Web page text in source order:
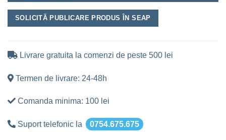
SOLICITĂ PUBLICARE PRODUS ÎN SEAP
Livrare gratuita la comenzi de peste 500 lei
Termen de livrare: 24-48h
Comanda minima: 100 lei
Suport telefonic la 0754.675.675